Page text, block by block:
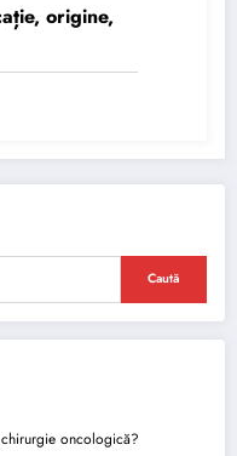
origine,
Caută
oncologică?